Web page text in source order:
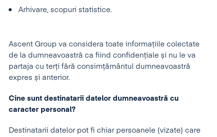
Arhivare, scopuri statistice.
Ascent Group va considera toate informațiile colectate
de la dumneavoastră ca fiind confidențiale și nu le va
partaja cu terți fără consimțământul dumneavoastră
expres și anterior.
Cine sunt destinatarii datelor dumneavoastră cu
caracter personal?
Destinatarii datelor pot fi chiar persoanele (vizate) care